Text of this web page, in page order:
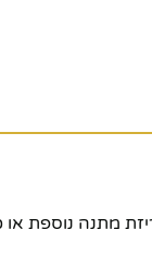
מתנה נוספת